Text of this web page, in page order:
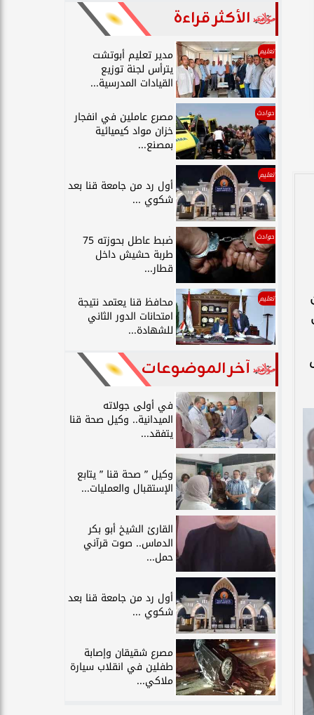
الأكثر قراءة
تعليم مدير تعليم أبوتشت
يترأس لجنة توزيع
القيادات المدرسية...
حوادث مصرع عاملين في انفجار
خزان مواد كيميائية
بمصنع...
تعليم
أول رد من جامعة قنا بعد
شكوي ...
حوادث ضبط عاطل بحوزته 75
طربة حشيش داخل
قطار...
تعليم محافظ قنا يعتمد نتيجة
امتحانات الدور الثاني
للشهادة...
آخر الموضوعات
في أولى جولاته
الميدانية.. وكيل صحة قنا
يتفقد...
وكيل ” صحة قنا ” يتابع
الإستقبال والعمليات...
القارئ الشيخ أبو بكر
الدماس.. صوت قرآني
حمل...
أول رد من جامعة قنا بعد
شكوي ...
مصرع شقيقان وإصابة
طفلين في انقلاب سيارة
ملاكي...